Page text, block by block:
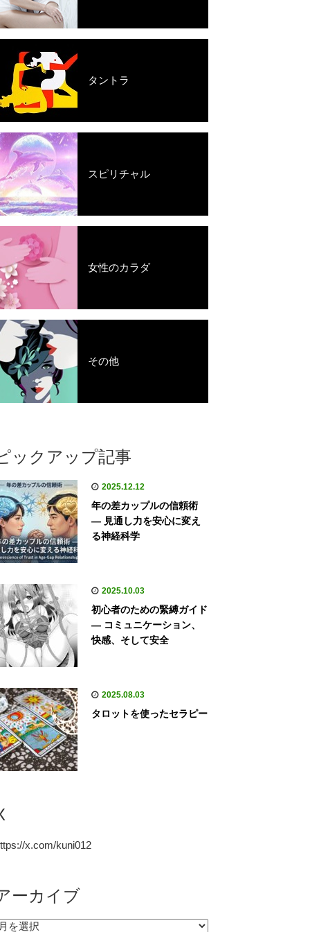
タントラ
スピリチャル
女性のカラダ
その他
ックアップ記事
2025.12.12
年の差カップルの信頼術
— 見通し力を安心に変え
る神経科学
2025.10.03
初心者のための緊縛ガイド
— コミュニケーション、
快感、そして安全
2025.08.03
タロットを使ったセラピー
x.com/kuni012
ーカイブ
ア